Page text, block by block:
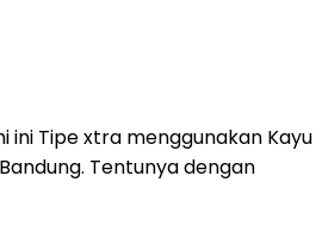
Tipe xtra menggunakan Kayu
Tentunya dengan